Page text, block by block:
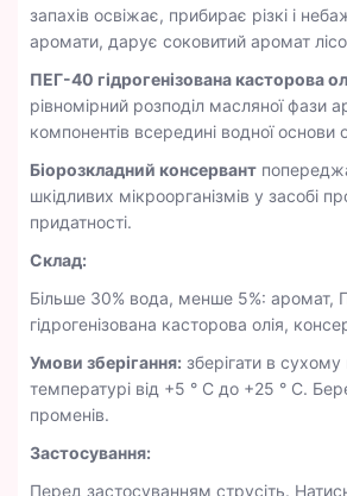
запахів освіжає, прибирає різкі і
аромати, дарує соковитий аромат
ПЕГ-40 гідрогенізована касторова
рівномірний розподіл масляної фази
компонентів всередині водної основи
Біорозкладний консервант
шкідливих мікроорганізмів у засобі
придатності.
Склад:
Більше 30% вода, менше 5%: аромат,
гідрогенізована касторова олія,
Умови зберігання: зберігати в
температурі від +5 ° С до +25 ° С.
променів.
Застосування:
Перед застосуванням струсіть.